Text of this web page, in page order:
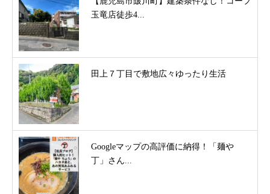
玉竜店徒歩4...
田上７丁目で敷地広々ゆったり生活
Googleマップの高評価に納得！「麺や
丁」さん...